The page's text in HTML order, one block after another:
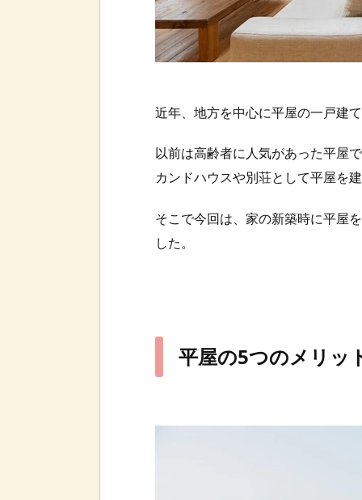
近年、地方を中心に平屋の一戸建
以前は高齢者に人気があった平屋
カンドハウスや別荘として平屋を
そこで今回は、家の新築時に平屋
した。
平屋の5つのメリッ